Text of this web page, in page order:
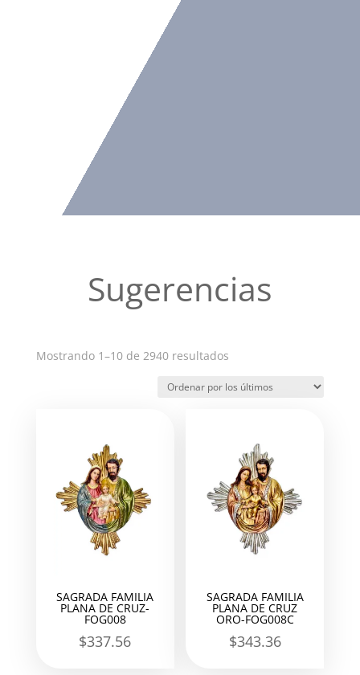
Sugerencias
Mostrando 1–10 de 2940 resultadosOrdenado
los
SAGRADA FAMILIA
PLANA DE CRUZ-
FOG008
$337.56
SAGRADA FAMILIA
PLANA DE CRUZ
ORO-FOG008C
$343.36